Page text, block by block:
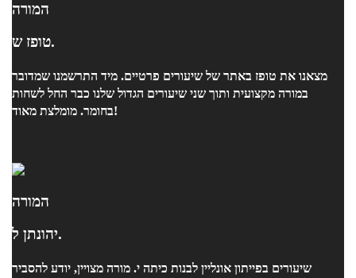
המורה
טופז ש.
מצאנו את טופז באתר של שיעורים פרטיים. מיד התרשמנו שמדובר
במורה מקצועית ותוך שני שיעורים הגדול שלנו כבר החל לשחות
בחומר. מומלצת מאוד!
המורה
יהונתן ל.
שיעורים בפייתון אונליין לבנות כיתה י. מורה מצויין, יודע להסביר